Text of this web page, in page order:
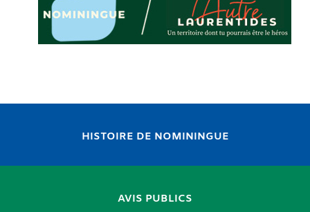
HISTOIRE DE NOMININGUE
AVIS PUBLICS